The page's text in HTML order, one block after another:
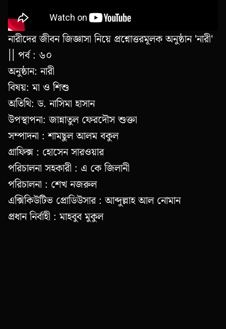
নারীদের জীবন জিজ্ঞাসা নিয়ে প্রশ্নোত্তরমূলক অনুষ্ঠান 'নারী'
|| পর্ব : ৬০
অনুষ্ঠান: নারী
বিষয়: মা ও শিশু
অতিথি: ড. নাসিমা হাসান
উপস্থাপনা: জান্নাতুল ফেরদৌস শুক্তা
সম্পাদনা : শামছুল আলম বকুল
গ্রাফিক্স : হোসেন সারওয়ার
পরিচালনা সহকারী : এ কে জিলানী
পরিচালনা : শেখ নজরুল
এক্সিকিউটিভ প্রোডিউসার : আব্দুল্লাহ আল নোমান
প্রধান নির্বাহী : মাহবুব মুকুল